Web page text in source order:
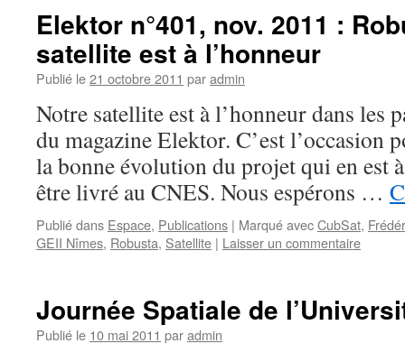
Elektor n°401, nov. 2011 :
satellite est à l’honneur
Publié le21 octobre 2011 paradmin
Notre satellite est à l’honneur dans les
du magazine Elektor. C’est l’occasion
la bonne évolution du projet qui en est
être livré au CNES. Nous espérons …
Publié dans Espace, Publications | Marqué avecCubSat,
GEII Nîmes, Robusta, Satellite | Laisser un commentaire
Journée Spatiale de
Publié le 10 mai 2011 paradmin